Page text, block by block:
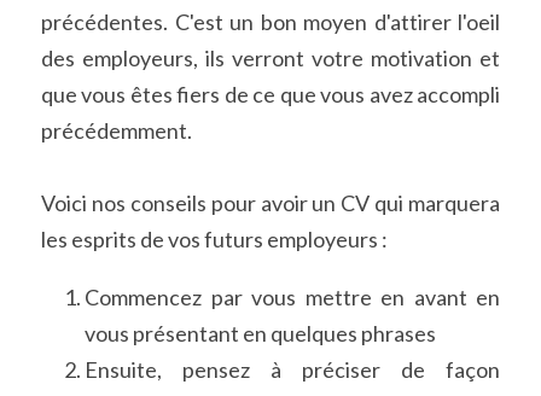
précédentes. C'est un bon moyen d'attirer l'oeil
des employeurs, ils verront votre motivation et
que vous êtes fiers de ce que vous avez accompli
précédemment.
Voici nos conseils pour avoir un CV qui marquera
les esprits de vos futurs employeurs :
Commencez par vous mettre en avant en
vous présentant en quelques phrases
Ensuite, pensez à préciser de façon